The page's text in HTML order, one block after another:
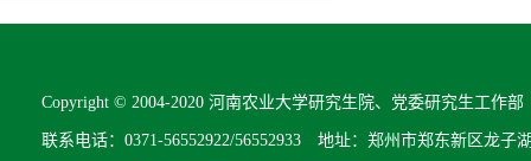
Copyright © 2004-2020 河南农业大学研究生院、党委研究生工作
联系电话：0371-56552922/56552933 地址：郑州市郑东新区龙子